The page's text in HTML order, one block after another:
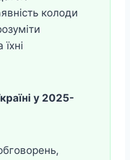
колоди
у 2025-